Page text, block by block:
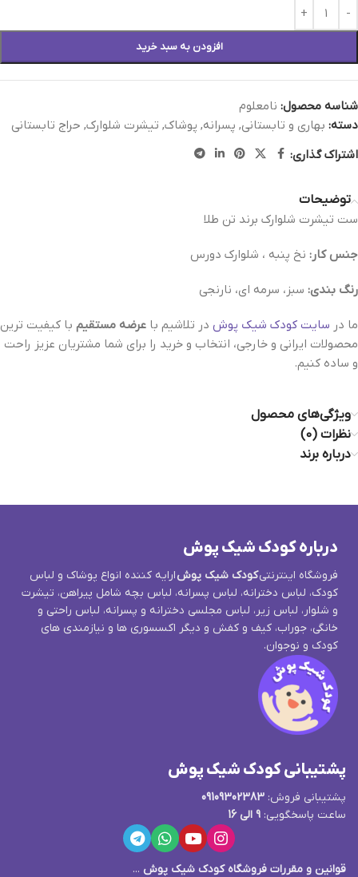
افزودن به سبد خرید
شناسه محصول: نامعلوم
دسته: بهاری و تابستانی, پسرانه, پوشاک, تیشرت شلوارک, حراج تابستانی
اشتراک گذاری:
توضیحات
ست تيشرت شلوارک برند تن طلا
جنس كار: نخ پنبه ، شلوارک دورس
رنگ بندی: سبز، سرمه ای، نارنجی
ما در سایت کودک شیک پوش در تلاشیم با عرضه مستقیم با کیفیت ترین
محصولات ایرانی و خارجی، انتخاب و خرید را برای شما مشتریان عزیز راحت
و ساده کنیم.
ویژگی‌های محصول
نظرات (0)
درباره برند
درباره کودک شیک پوش
فروشگاه اینترنتیکودک شیک پوشارایه کننده انواع پوشاک و لباس
کودک، لباس دخترانه، لباس پسرانه، لباس بچه شامل پیراهن، تیشرت
و شلوار، لباس زیر، لباس مجلسی دخترانه و پسرانه، لباس راحتی و
خانگی، جوراب، کیف و کفش و دیگر اکسسوری ها و نیازمندی های
کودک و نوجوان.
پشتیبانی کودک شیک پوش
پشتیبانی فروش: 09109302383
ساعت پاسخگویی: 9 الی 16
قوانین و مقررات فروشگاه کودک شیک پوش ...